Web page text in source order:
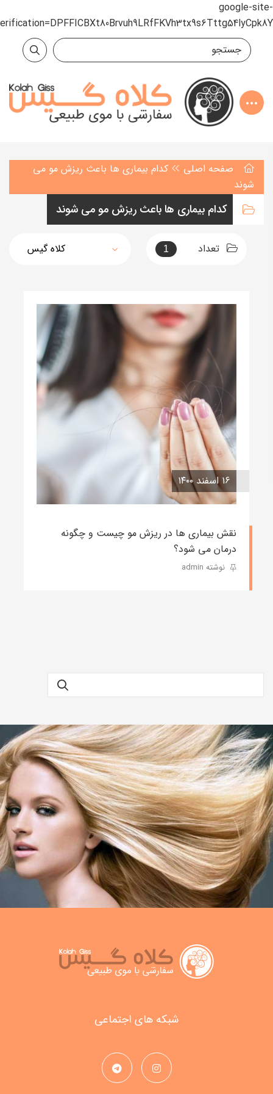
google-site-
صفحه اصلی
کدام بیماری ها باعث ریزش مو می
شوند
کدام بیماری ها باعث ریزش مو می شوند
تعداد 1
۱۶ اسفند ۱۴۰۰
نقش بیماری ها در ریزش مو چیست و چگونه
درمان می شود؟
نوشته admin
شبکه های اجتماعی